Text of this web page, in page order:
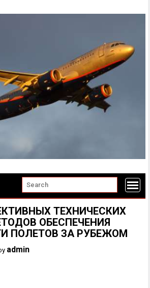
ТЕХНИЧЕСКИХ
ОБЕСПЕЧЕНИЯ
ПОЛЕТОВ ЗА РУБЕЖОМ
admin